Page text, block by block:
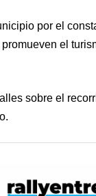
por el
el
sobre el